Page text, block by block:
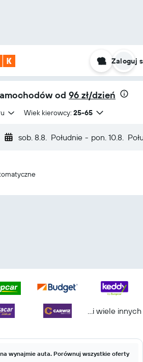
Zaloguj
od 96 zł/dzień
Wiek kierowcy: 25-65
sob. 8.8. Południe - pon. 10.8.
...i wiele innych
wynajmie auta. Porównuj wszystkie oferty